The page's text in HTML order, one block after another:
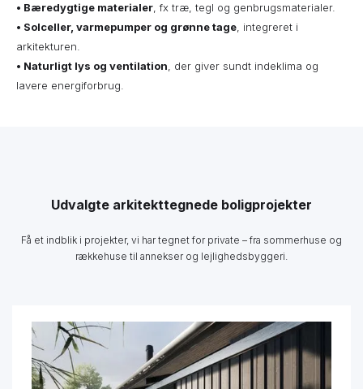
• Bæredygtige materialer, fx træ, tegl og genbrugsmaterialer.
• Solceller, varmepumper og grønne tage, integreret i
arkitekturen.
• Naturligt lys og ventilation, der giver sundt indeklima og
lavere energiforbrug.
Udvalgte arkitekttegnede boligprojekter
Få et indblik i projekter, vi har tegnet for private – fra sommerhuse og
rækkehuse til annekser og lejlighedsbyggeri.